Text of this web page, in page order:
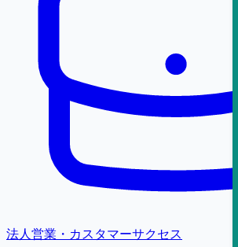
法人営業・カスタマーサクセス